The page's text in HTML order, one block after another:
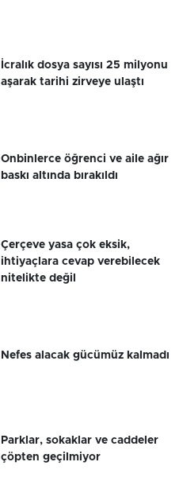
İcralık dosya sayısı 25 milyonu
aşarak tarihi zirveye ulaştı
Onbinlerce öğrenci ve aile ağır
baskı altında bırakıldı
Çerçeve yasa çok eksik,
ihtiyaçlara cevap verebilecek
nitelikte değil
Nefes alacak gücümüz kalmadı
Parklar, sokaklar ve caddeler
çöpten geçilmiyor